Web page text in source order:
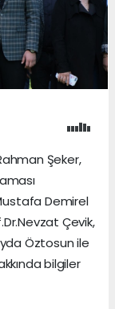
Şeker,
Demirel
Çevik,
Öztosun ile
bilgiler